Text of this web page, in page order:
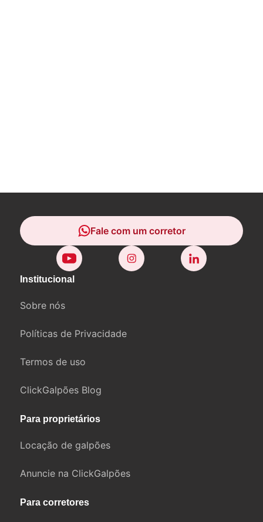
Institucional
Sobre nós
Políticas de Privacidade
Termos de uso
ClickGalpões Blog
Para proprietários
Locação de galpões
Anuncie na ClickGalpões
Para corretores
Fale com um corretor